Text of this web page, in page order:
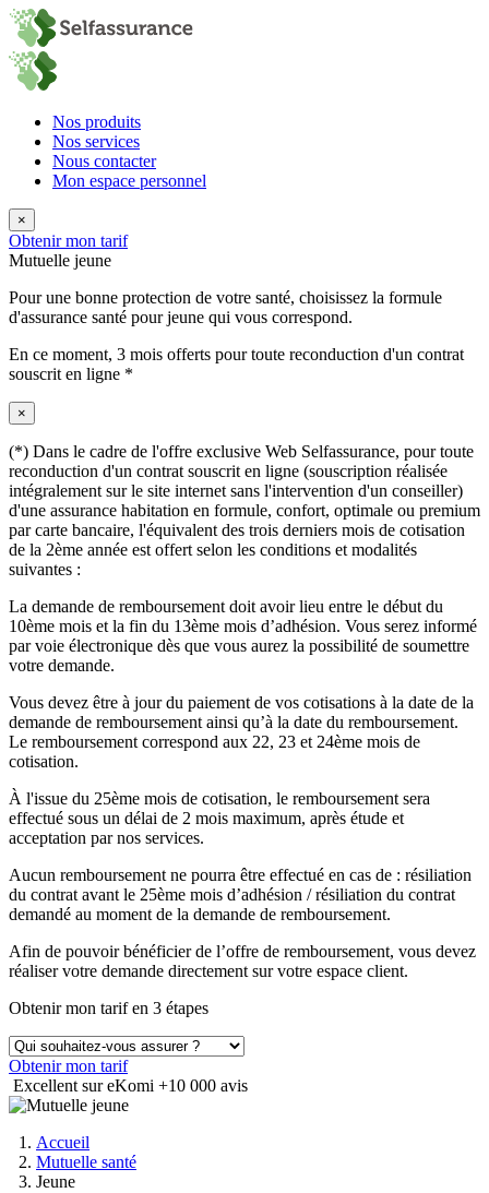
Nos produits
Nos services
Nous contacter
Mon espace personnel
×
Obtenir mon tarif
Mutuelle jeune
Pour une bonne protection de votre santé, choisissez la formule
d'assurance santé pour jeune qui vous correspond.
En ce moment, 3 mois offerts pour toute reconduction d'un contrat
souscrit en ligne *
×
(*) Dans le cadre de l'offre exclusive Web Selfassurance, pour toute
reconduction d'un contrat souscrit en ligne (souscription réalisée
intégralement sur le site internet sans l'intervention d'un conseiller)
d'une assurance habitation en formule, confort, optimale ou premium
par carte bancaire, l'équivalent des trois derniers mois de cotisation
de la 2ème année est offert selon les conditions et modalités
suivantes :
La demande de remboursement doit avoir lieu entre le début du
10ème mois et la fin du 13ème mois d’adhésion. Vous serez informé
par voie électronique dès que vous aurez la possibilité de soumettre
votre demande.
Vous devez être à jour du paiement de vos cotisations à la date de la
demande de remboursement ainsi qu’à la date du remboursement.
Le remboursement correspond aux 22, 23 et 24ème mois de
cotisation.
À l'issue du 25ème mois de cotisation, le remboursement sera
effectué sous un délai de 2 mois maximum, après étude et
acceptation par nos services.
Aucun remboursement ne pourra être effectué en cas de : résiliation
du contrat avant le 25ème mois d’adhésion / résiliation du contrat
demandé au moment de la demande de remboursement.
Afin de pouvoir bénéficier de l’offre de remboursement, vous devez
réaliser votre demande directement sur votre espace client.
Obtenir mon tarif en 3 étapes
Obtenir mon tarif
Excellent sur eKomi +10 000 avis
Accueil
Mutuelle santé
Jeune